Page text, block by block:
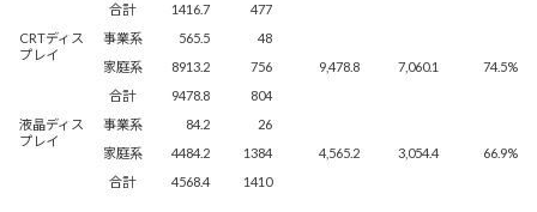
合計
1416.7
477
CRTディス
プレイ
事業系 565.5
48
9,478.8
7,060.1 74.5%
家庭系 8913.2
756
合計
9478.8
804
液晶ディス
プレイ
事業系 84.2
26
4,565.2
3,054.4 66.9%
家庭系 4484.2
1384
合計
4568.4 1410